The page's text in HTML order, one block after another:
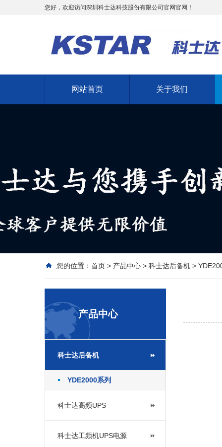
您好，欢迎访问深圳科士达科技股份有限公司官网官网！
网站首页 关于我们
您的位置： 首页 > 产品中心 > 科士达后备机 >
产品中心
科士达后备机
YDE2000系列
科士达高频UPS
科士达工频机UPS电源